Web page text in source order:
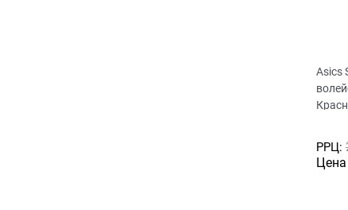
Asics
РРЦ: